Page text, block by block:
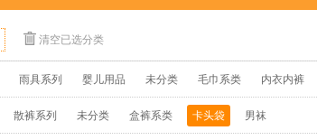
清空已选分类
雨具系列 婴儿用品 未分类 毛巾系类 内衣内裤
散裤系列 未分类 盒裤系类 卡头袋 男袜